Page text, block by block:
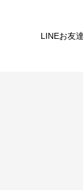
LINEお友